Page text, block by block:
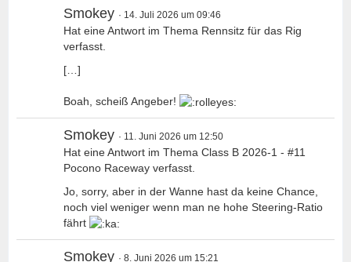
Smokey 14. Juli 2026 um 09:46
Hat eine Antwort im Thema Rennsitz für das Rig
verfasst.
[…]
Boah, scheiß Angeber!
Smokey 11. Juni 2026 um 12:50
Hat eine Antwort im Thema Class B 2026-1 - #11
Pocono Raceway verfasst.
Jo, sorry, aber in der Wanne hast da keine Chance,
noch viel weniger wenn man ne hohe Steering-Ratio
fährt
Smokey 8. Juni 2026 um 15:21